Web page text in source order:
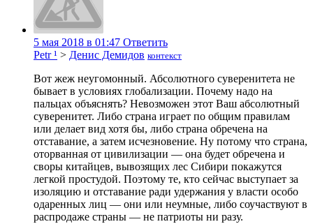
5 мая 2018 в 01:47 Ответить
Petr ¹ > Денис Демидов контекст
Вот жеж неугомонный. Абсолютного суверенитета не
бывает в условиях глобализации. Почему надо на
пальцах объяснять? Невозможен этот Ваш абсолютный
суверенитет. Либо страна играет по общим правилам
или делает вид хотя бы, либо страна обречена на
отставание, а затем исчезновение. Ну потому что страна,
оторванная от цивилизации — она будет обречена и
своры китайцев, вывозящих лес Сибири покажутся
легкой простудой. Поэтому те, кто сейчас выступает за
изоляцию и отставание ради удержания у власти особо
одаренных лиц — они или неумные, либо соучаствуют в
распродаже страны — не патриоты ни разу.